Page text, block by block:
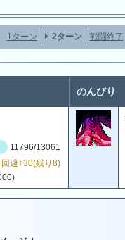
1ターン 2ターン 戦闘終了
のんびり
11796/13061
避+30(残り8)